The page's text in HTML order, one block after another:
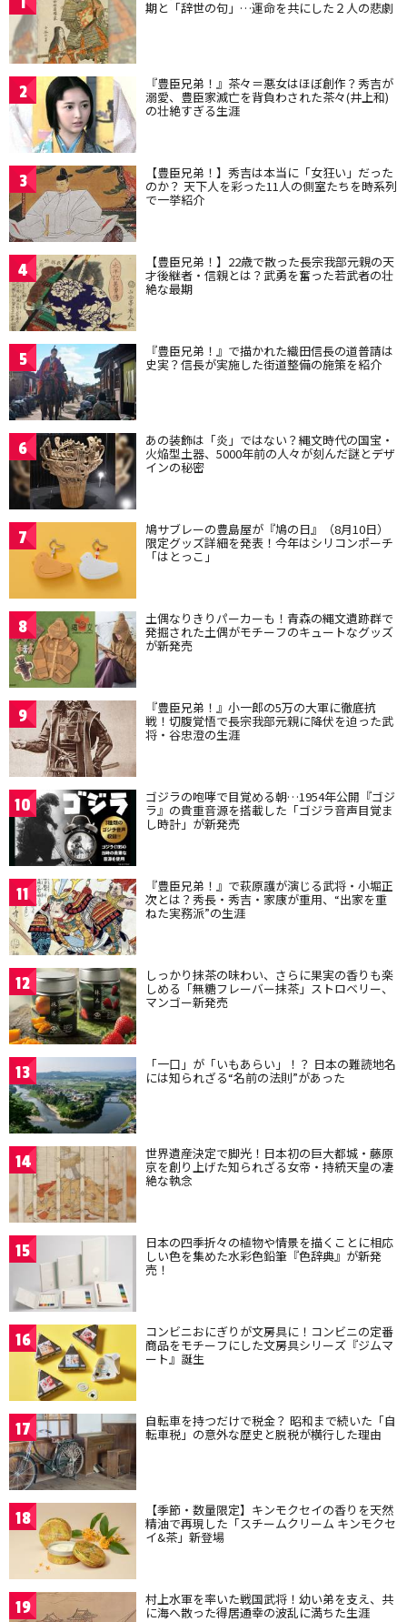
期と「辞世の句」…運命を共にした２人の悲劇
2 『豊臣兄弟！』茶々＝悪女はほぼ創作？秀吉が
溺愛、豊臣家滅亡を背負わされた茶々(井上和)
の壮絶すぎる生涯
3 【豊臣兄弟！】秀吉は本当に「女狂い」だった
のか？ 天下人を彩った11人の側室たちを時系列
で一挙紹介
4 【豊臣兄弟！】22歳で散った長宗我部元親の天
才後継者・信親とは？武勇を奮った若武者の壮
絶な最期
5 『豊臣兄弟！』で描かれた織田信長の道普請は
史実？信長が実施した街道整備の施策を紹介
6 あの装飾は「炎」ではない？縄文時代の国宝・
火焔型土器、5000年前の人々が刻んだ謎とデザ
インの秘密
7 鳩サブレーの豊島屋が『鳩の日』（8月10日）
限定グッズ詳細を発表！今年はシリコンポーチ
「はとっこ」
8 土偶なりきりパーカーも！青森の縄文遺跡群で
発掘された土偶がモチーフのキュートなグッズ
が新発売
9 『豊臣兄弟！』小一郎の5万の大軍に徹底抗
戦！切腹覚悟で長宗我部元親に降伏を迫った武
将・谷忠澄の生涯
10 ゴジラの咆哮で目覚める朝…1954年公開『ゴジ
ラ』の貴重音源を搭載した「ゴジラ音声目覚ま
し時計」が新発売
11 『豊臣兄弟！』で萩原護が演じる武将・小堀正
次とは？秀長・秀吉・家康が重用、“出家を重
ねた実務派”の生涯
12 しっかり抹茶の味わい、さらに果実の香りも楽
しめる「無糖フレーバー抹茶」ストロベリー、
マンゴー新発売
13 「一口」が「いもあらい」！？ 日本の難読地名
には知られざる“名前の法則”があった
14 世界遺産決定で脚光！日本初の巨大都城・藤原
京を創り上げた知られざる女帝・持統天皇の凄
絶な執念
15 日本の四季折々の植物や情景を描くことに相応
しい色を集めた水彩色鉛筆『色辞典』が新発
売！
16 コンビニおにぎりが文房具に！コンビニの定番
商品をモチーフにした文房具シリーズ『ジムマ
ート』誕生
17 自転車を持つだけで税金？ 昭和まで続いた「自
転車税」の意外な歴史と脱税が横行した理由
18 【季節・数量限定】キンモクセイの香りを天然
精油で再現した「スチームクリーム キンモクセ
イ&茶」新登場
19 村上水軍を率いた戦国武将！幼い弟を支え、共
に海へ散った得居通幸の波乱に満ちた生涯